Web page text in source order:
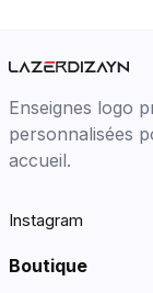
Enseignes logo
personnalisées
accueil.
Instagram
Boutique